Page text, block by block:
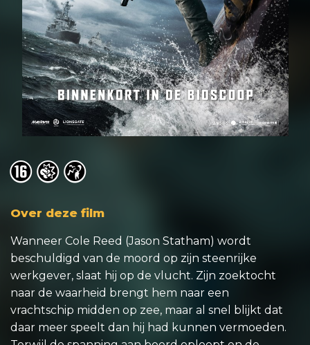
o o o
Over deze film
Wanneer Cole Reed (Jason Statham) wordt
beschuldigd van de moord op zijn steenrijke
werkgever, slaat hij op de vlucht. Zijn zoektocht
naar de waarheid brengt hem naar een
vrachtschip midden op zee, maar al snel blijkt dat
daar meer speelt dan hij had kunnen vermoeden.